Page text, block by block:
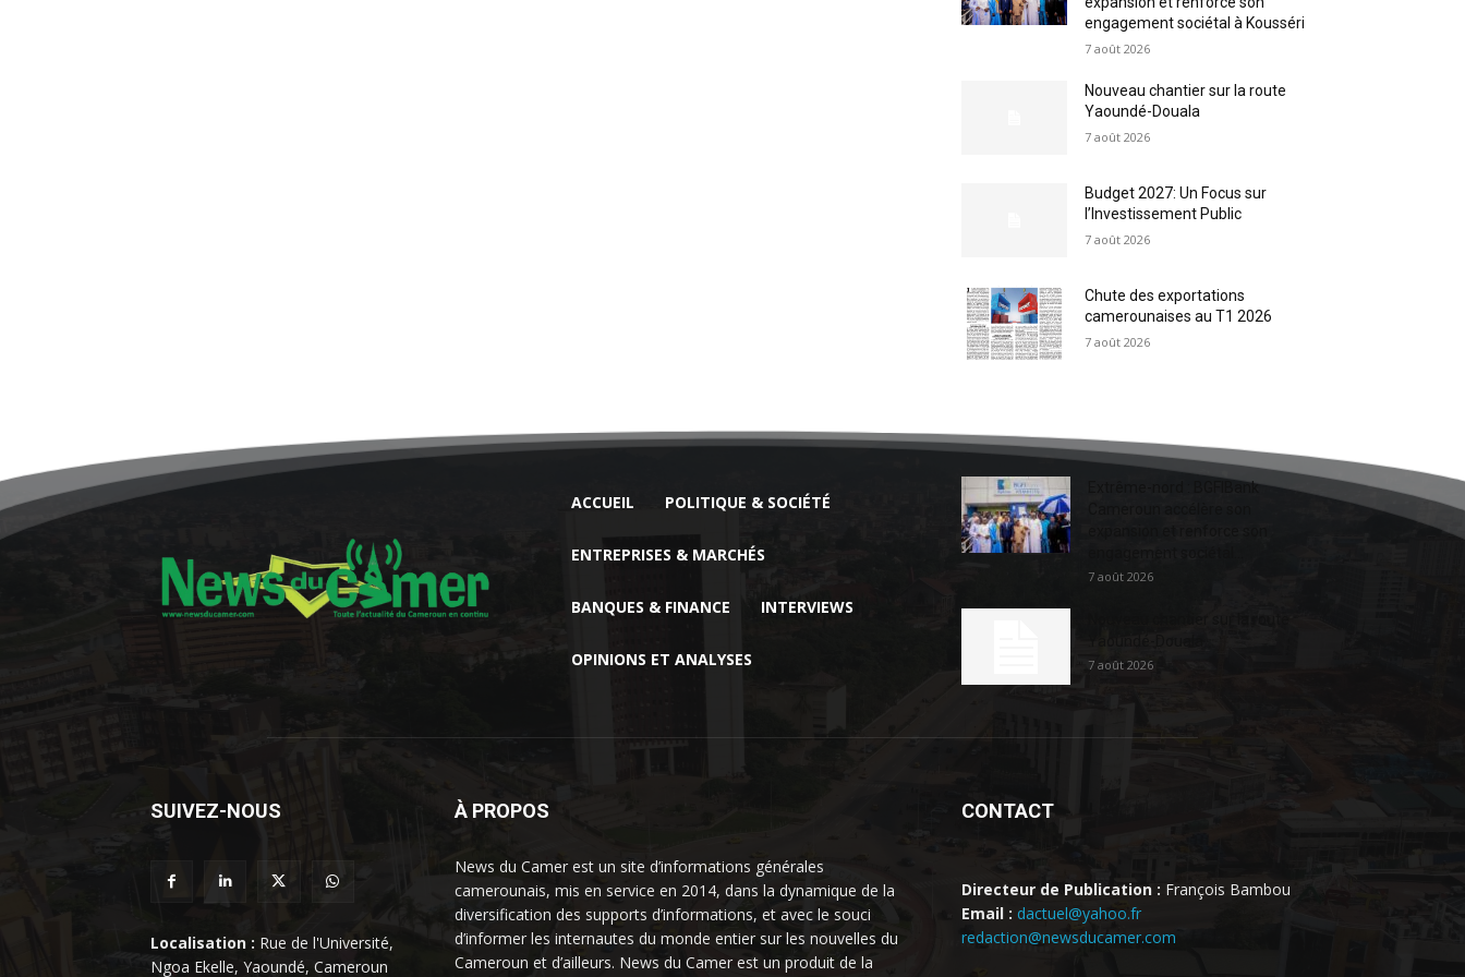
engagement sociétal à Kousséri
7 août 2026
Nouveau chantier sur la route
Yaoundé-Douala
7 août 2026
Budget 2027: Un Focus sur
l’Investissement Public
7 août 2026
Chute des exportations
camerounaises au T1 2026
7 août 2026
ACCUEIL POLITIQUE & SOCIÉTÉ
ENTREPRISES & MARCHÉS
BANQUES & FINANCE INTERVIEWS
OPINIONS ET ANALYSES
Extrême-nord : BGFIBank
7 août 2026
7 août 2026
SUIVEZ-NOUS
Localisation : Rue de l'Université,
Ngoa Ekelle, Yaoundé, Cameroun
À PROPOS
News du Camer est un site d’informations générales
camerounais, mis en service en 2014, dans la dynamique de la
diversification des supports d’informations, et avec le souci
d’informer les internautes du monde entier sur les nouvelles du
Cameroun et d’ailleurs. News du Camer est un produit de la
CONTACT
Directeur de Publication : François Bambou
Email : dactuel@yahoo.fr
redaction@newsducamer.com